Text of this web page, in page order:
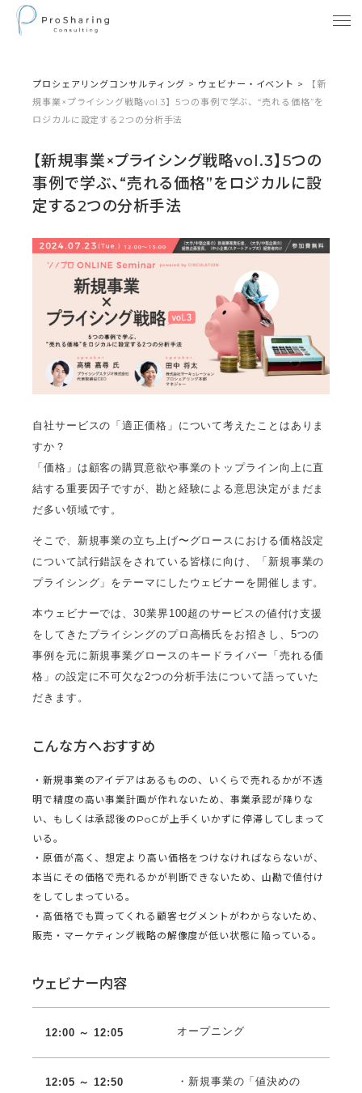
プロシェアリングコンサルティング > ウェビナー・イベント >
【新
規事業×プライシング戦略vol.3】5つの事例で学ぶ、“売れる価格”を
ロジカルに設定する2つの分析手法
【新規事業×プライシング戦略vol.3】5つの
事例で学ぶ、“売れる価格”をロジカルに設
定する2つの分析手法
自社サービスの「適正価格」について考えたことはありま
すか？
「価格」は顧客の購買意欲や事業のトップライン向上に直
結する重要因子ですが、勘と経験による意思決定がまだま
だ多い領域です。
そこで、新規事業の立ち上げ〜グロースにおける価格設定
について試行錯誤をされている皆様に向け、「新規事業の
プライシング」をテーマにしたウェビナーを開催します。
本ウェビナーでは、30業界100超のサービスの値付け支援
をしてきたプライシングのプロ高橋氏をお招きし、5つの
事例を元に新規事業グロースのキードライバー「売れる価
格」の設定に不可欠な2つの分析手法について語っていた
だきます。
こんな方へおすすめ
・新規事業のアイデアはあるものの、いくらで売れるかが不透
明で精度の高い事業計画が作れないため、事業承認が降りな
い、もしくは承認後のPoCが上手くいかずに停滞してしまって
いる。
・原価が高く、想定より高い価格をつけなければならないが、
本当にその価格で売れるかが判断できないため、山勘で値付け
をしてしまっている。
・高価格でも買ってくれる顧客セグメントがわからないため、
販売・マーケティング戦略の解像度が低い状態に陥っている。
ウェビナー内容
12:00 ～ 12:05 オープニング
12:05 ～ 12:50
・新規事業の「値決めの